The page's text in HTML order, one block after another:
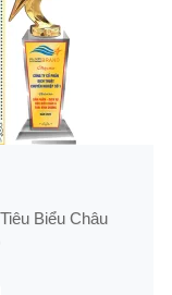
Biểu Châu